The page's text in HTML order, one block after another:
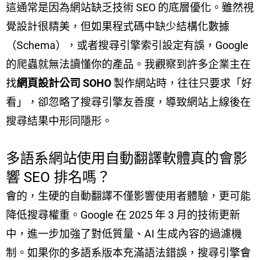
這通常是因為網站缺乏技術 SEO 的底層優化。雖然視
覺設計很精美，但如果程式碼中缺少結構化數據
（Schema），或者搜尋引擎索引設定有誤，Google
的爬蟲就無法讀懂你的產品。我觀察到許多企業主在
找網頁設計公司 SOHO 製作網站時，往往只要求「好
看」，卻忽略了搜尋引擎友善度，導致網站上線後在
搜尋結果中形同隱形。
多語系網站使用自動翻譯軟體真的會影
響 SEO 排名嗎？
會的，生硬的自動翻譯不僅影響使用者體驗，更可能
降低搜尋權重。Google 在 2025 年 3 月的技術更新
中，進一步加強了對低質量、AI 生成內容的過濾機
制。如果你的多語系版本充滿語法錯誤，搜尋引擎會